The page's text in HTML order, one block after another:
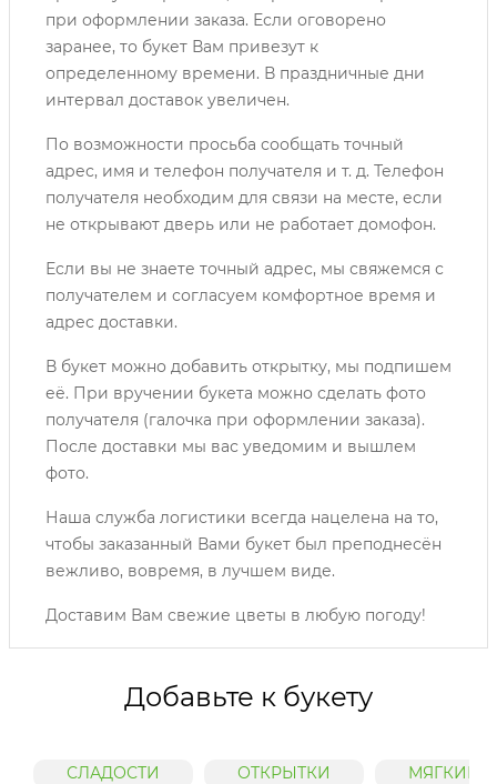
при оформлении заказа. Если оговорено
заранее, то букет Вам привезут к
определенному времени. В праздничные дни
интервал доставок увеличен.
По возможности просьба сообщать точный
адрес, имя и телефон получателя и т. д. Телефон
получателя необходим для связи на месте, если
не открывают дверь или не работает домофон.
Если вы не знаете точный адрес, мы свяжемся с
получателем и согласуем комфортное время и
адрес доставки.
В букет можно добавить открытку, мы подпишем
её. При вручении букета можно сделать фото
получателя (галочка при оформлении заказа).
После доставки мы вас уведомим и вышлем
фото.
Наша служба логистики всегда нацелена на то,
чтобы заказанный Вами букет был преподнесён
вежливо, вовремя, в лучшем виде.
Доставим Вам свежие цветы в любую погоду!
Добавьте к букету
СЛАДОСТИ ОТКРЫТКИ МЯГКИЕ